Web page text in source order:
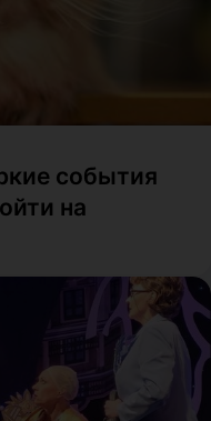
события
на